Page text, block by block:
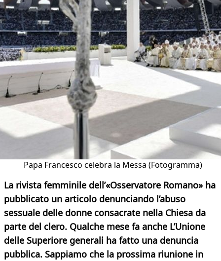
Papa Francesco celebra la Messa (Fotogramma)
La rivista femminile dell’«Osservatore Romano» ha
pubblicato un articolo denunciando l’abuso
sessuale delle donne consacrate nella Chiesa da
parte del clero. Qualche mese fa anche L’Unione
delle Superiore generali ha fatto una denuncia
pubblica. Sappiamo che la prossima riunione in